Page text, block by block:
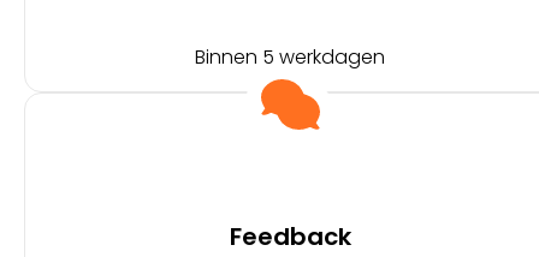
Binnen 5 werkdagen
Feedback